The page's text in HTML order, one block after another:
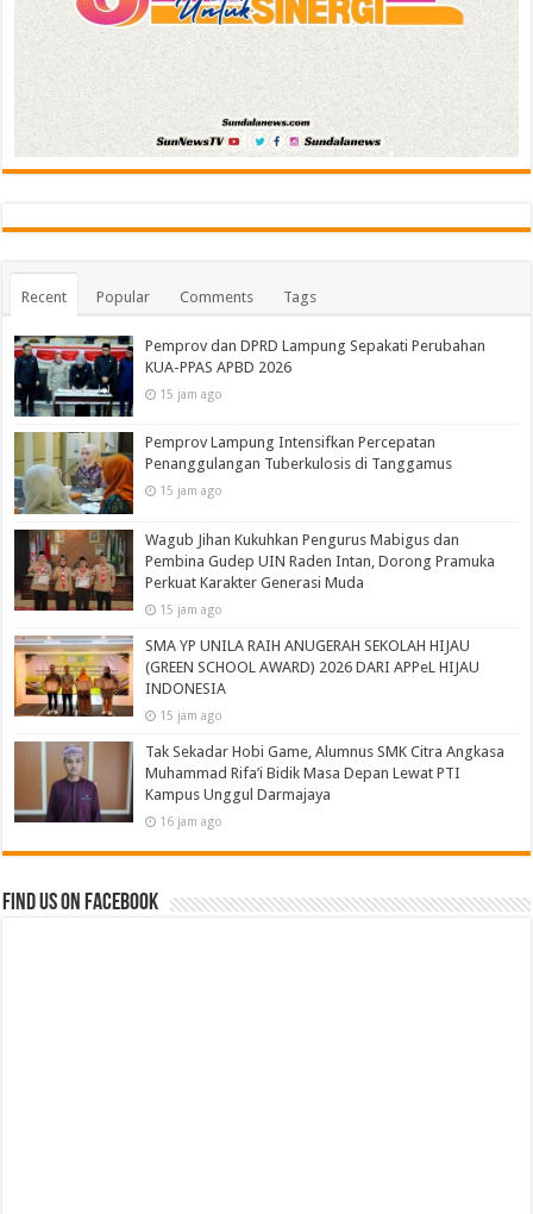
Recent Popular Comments Tags
Pemprov dan DPRD Lampung Sepakati Perubahan
KUA-PPAS APBD 2026
15 jam ago
Pemprov Lampung Intensifkan Percepatan
Penanggulangan Tuberkulosis di Tanggamus
15 jam ago
Wagub Jihan Kukuhkan Pengurus Mabigus dan
Pembina Gudep UIN Raden Intan, Dorong Pramuka
Perkuat Karakter Generasi Muda
15 jam ago
SMA YP UNILA RAIH ANUGERAH SEKOLAH HIJAU
(GREEN SCHOOL AWARD) 2026 DARI APPeL HIJAU
INDONESIA
15 jam ago
Tak Sekadar Hobi Game, Alumnus SMK Citra Angkasa
Muhammad Rifa’i Bidik Masa Depan Lewat PTI
Kampus Unggul Darmajaya
16 jam ago
Find us on Facebook